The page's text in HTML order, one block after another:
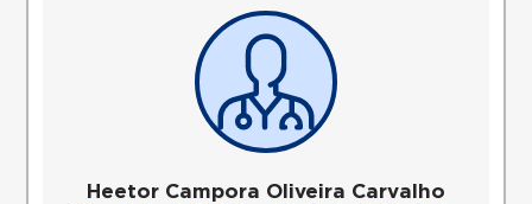
Heetor Campora Oliveira Carvalho